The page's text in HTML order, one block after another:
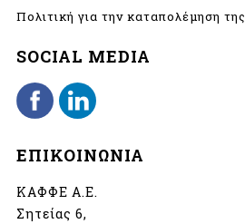
Πολιτική για την καταπολέμηση
SOCIAL MEDIA
ΕΠΙΚΟΙΝΩΝΙΑ
ΚΑΦΦΕ Α.Ε.
Σητείας 6,